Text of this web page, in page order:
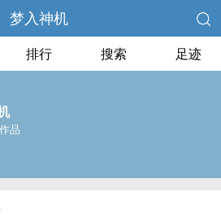
梦入神机
排行 搜索 足迹
品